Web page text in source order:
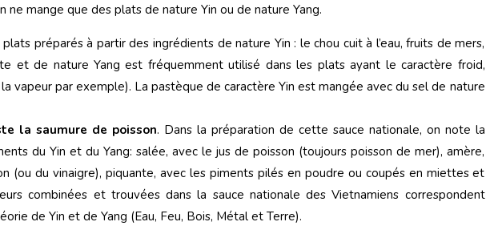
ne mange que des plats de nature Yin ou de nature Yang.
préparés à partir des ingrédients de nature Yin : le chou cuit à l’eau, fruits de mers,
et de nature Yang est fréquemment utilisé dans les plats ayant le caractère froid,
vapeur par exemple). La pastèque de caractère Yin est mangée avec du sel de nature
la saumure de poisson. Dans la préparation de cette sauce nationale, on note la
du Yin et du Yang: salée, avec le jus de poisson (toujours poisson de mer), amère,
(ou du vinaigre), piquante, avec les piments pilés en poudre ou coupés en miettes et
combinées et trouvées dans la sauce nationale des Vietnamiens correspondent
de Yin et de Yang (Eau, Feu, Bois, Métal et Terre).